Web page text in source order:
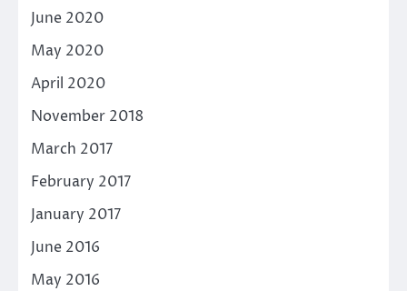
June 2020
May 2020
April 2020
November 2018
March 2017
February 2017
January 2017
June 2016
May 2016